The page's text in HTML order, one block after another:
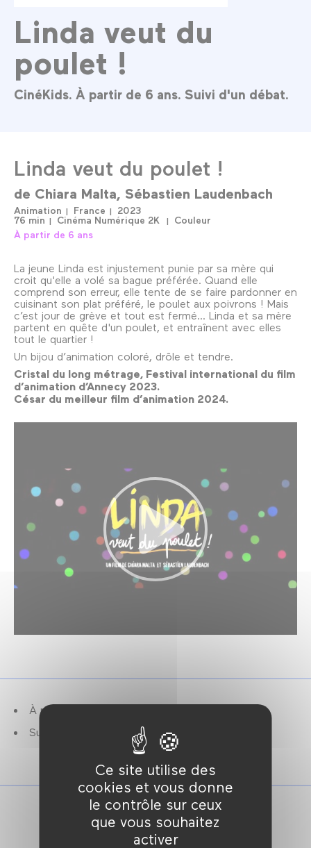
Ce site utilise des
cookies et vous donne
le contrôle sur ceux
que vous souhaitez
activer
Linda veut du
poulet !
CinéKids. À partir de 6 ans. Suivi d'un débat.
Linda veut du poulet !
de Chiara Malta Sébastien Laudenbach
Animation France
2023
76 min
Cinéma Numérique 2K
Couleur
À partir de 6 ans
La jeune Linda est injustement punie par sa mère qui
croit qu'elle a volé sa bague préférée. Quand elle
comprend son erreur, elle tente de se faire pardonner en
cuisinant son plat préféré, le poulet aux poivrons ! Mais
c’est jour de grève et tout est fermé... Linda et sa mère
partent en quête d'un poulet, et entraînent avec elles
tout le quartier !
Un bijou d’animation coloré, drôle et tendre.
Cristal du long métrage, Festival international du film
d’animation d’Annecy 2023.
César du meilleur film d’animation 2024.
À partir de 6 ans.
Suivi d'un débat.